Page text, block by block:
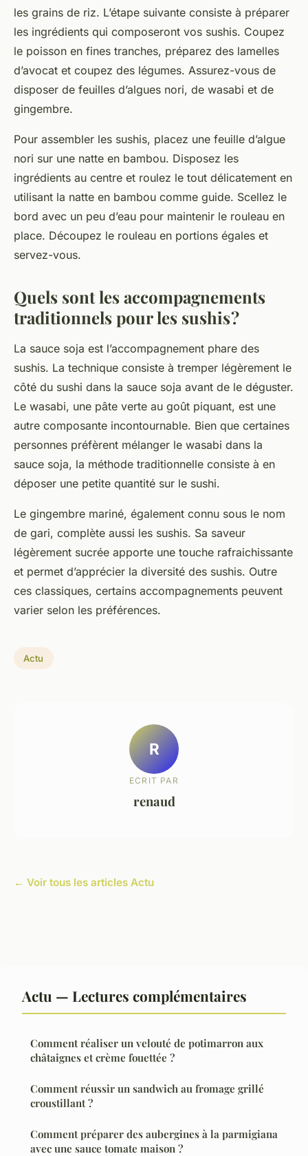
les grains de riz. L’étape suivante consiste à préparer
les ingrédients qui composeront vos sushis. Coupez
le poisson en fines tranches, préparez des lamelles
d’avocat et coupez des légumes. Assurez-vous de
disposer de feuilles d’algues nori, de wasabi et de
gingembre.
Pour assembler les sushis, placez une feuille d’algue
nori sur une natte en bambou. Disposez les
ingrédients au centre et roulez le tout délicatement en
utilisant la natte en bambou comme guide. Scellez le
bord avec un peu d’eau pour maintenir le rouleau en
place. Découpez le rouleau en portions égales et
servez-vous.
Quels sont les accompagnements
traditionnels pour les sushis ?
La sauce soja est l’accompagnement phare des
sushis. La technique consiste à tremper légèrement le
côté du sushi dans la sauce soja avant de le déguster.
Le wasabi, une pâte verte au goût piquant, est une
autre composante incontournable. Bien que certaines
personnes préfèrent mélanger le wasabi dans la
sauce soja, la méthode traditionnelle consiste à en
déposer une petite quantité sur le sushi.
Le gingembre mariné, également connu sous le nom
de gari, complète aussi les sushis. Sa saveur
légèrement sucrée apporte une touche rafraichissante
et permet d’apprécier la diversité des sushis. Outre
ces classiques, certains accompagnements peuvent
varier selon les préférences.
Actu
R
ECRIT PAR
renaud
← Voir tous les articles Actu
Actu — Lectures complémentaires
Comment réaliser un velouté de potimarron aux
châtaignes et crème fouettée ?
Comment réussir un sandwich au fromage grillé
croustillant ?
Comment préparer des aubergines à la parmigiana
avec une sauce tomate maison ?